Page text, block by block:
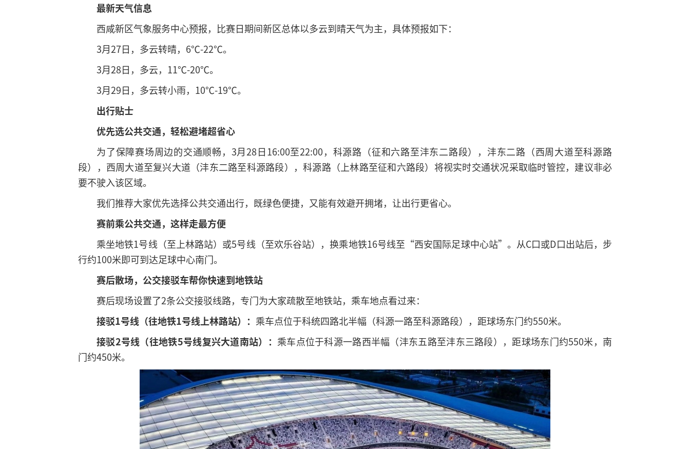
最新天气信息
西咸新区气象服务中心预报，比赛日期间新区总体以多云到晴天气为主，具体预报如下：
3月27日，多云转晴，6℃-22℃。
3月28日，多云，11℃-20℃。
3月29日，多云转小雨，10℃-19℃。
出行贴士
优先选公共交通，轻松避堵超省心
为了保障赛场周边的交通顺畅，3月28日16:00至22:00，科源路（征和六路至沣东二路段），沣东二路（西周大道至科源路
段），西周大道至复兴大道（沣东二路至科源路段），科源路（上林路至征和六路段）将视实时交通状况采取临时管控，建议非必
要不驶入该区域。
我们推荐大家优先选择公共交通出行，既绿色便捷，又能有效避开拥堵，让出行更省心。
赛前乘公共交通，这样走最方便
乘坐地铁1号线（至上林路站）或5号线（至欢乐谷站），换乘地铁16号线至“西安国际足球中心站”。从C口或D口出站后，步
行约100米即可到达足球中心南门。
赛后散场，公交接驳车帮你快速到地铁站
赛后现场设置了2条公交接驳线路，专门为大家疏散至地铁站，乘车地点看过来：
接驳1号线（往地铁1号线上林路站）： 乘车点位于科统四路北半幅（科源一路至科源路段），距球场东门约550米。
接驳2号线（往地铁5号线复兴大道南站）： 乘车点位于科源一路西半幅（沣东五路至沣东三路段），距球场东门约550米，南
门约450米。